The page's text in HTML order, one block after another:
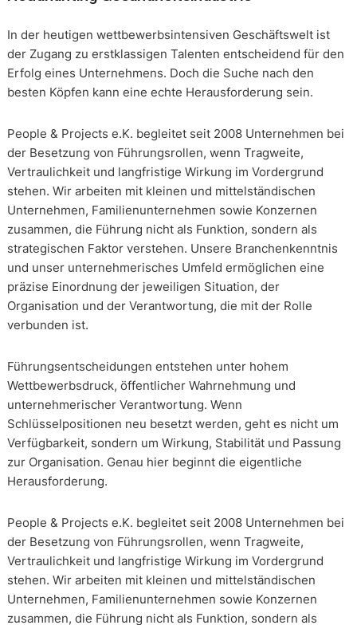
In der heutigen wettbewerbsintensiven Geschäftswelt ist
der Zugang zu erstklassigen Talenten entscheidend für den
Erfolg eines Unternehmens. Doch die Suche nach den
besten Köpfen kann eine echte Herausforderung sein.
People & Projects e.K. begleitet seit 2008 Unternehmen bei
der Besetzung von Führungsrollen, wenn Tragweite,
Vertraulichkeit und langfristige Wirkung im Vordergrund
stehen. Wir arbeiten mit kleinen und mittelständischen
Unternehmen, Familienunternehmen sowie Konzernen
zusammen, die Führung nicht als Funktion, sondern als
strategischen Faktor verstehen. Unsere Branchenkenntnis
und unser unternehmerisches Umfeld ermöglichen eine
präzise Einordnung der jeweiligen Situation, der
Organisation und der Verantwortung, die mit der Rolle
verbunden ist.
Führungsentscheidungen entstehen unter hohem
Wettbewerbsdruck, öffentlicher Wahrnehmung und
unternehmerischer Verantwortung. Wenn
Schlüsselpositionen neu besetzt werden, geht es nicht um
Verfügbarkeit, sondern um Wirkung, Stabilität und Passung
zur Organisation. Genau hier beginnt die eigentliche
Herausforderung.
People & Projects e.K. begleitet seit 2008 Unternehmen bei
der Besetzung von Führungsrollen, wenn Tragweite,
Vertraulichkeit und langfristige Wirkung im Vordergrund
stehen. Wir arbeiten mit kleinen und mittelständischen
Unternehmen, Familienunternehmen sowie Konzernen
zusammen, die Führung nicht als Funktion, sondern als